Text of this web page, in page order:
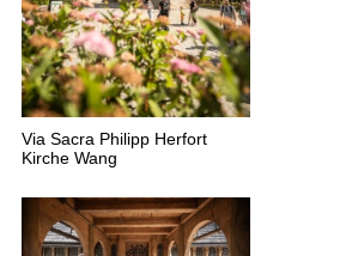
Via Sacra Philipp Herfort
Kirche Wang